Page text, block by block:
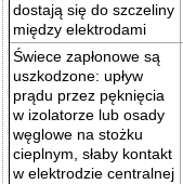
dostają się do szczeliny
między elektrodami
Świece zapłonowe są
uszkodzone: upływ
prądu przez pęknięcia
w izolatorze lub osady
węglowe na stożku
cieplnym, słaby kontakt
w elektrodzie centralnej